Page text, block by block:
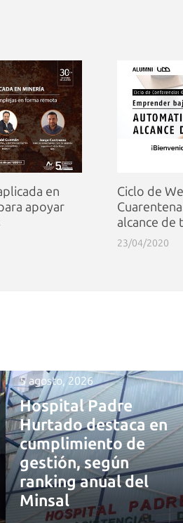
en
apoyar
Ciclo de
alcance de
23/04/2020
5 agosto, 2026
Hospital Padre
Hurtado destaca en
cumplimiento de
gestión, según
ranking anual del
Minsal